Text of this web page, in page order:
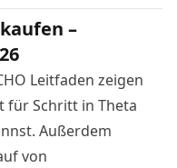
–
Leitfaden zeigen
für Schritt in Theta
Außerdem
von